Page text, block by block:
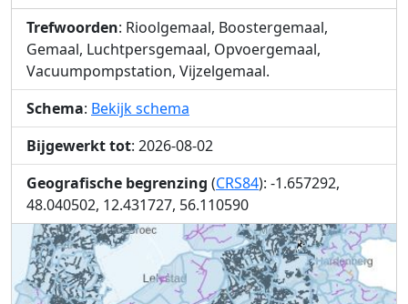
Trefwoorden: Rioolgemaal, Boostergemaal,
Gemaal, Luchtpersgemaal, Opvoergemaal,
Vacuumpompstation, Vijzelgemaal.
Schema: Bekijk schema
Bijgewerkt tot: 2026-08-02
Geografische begrenzing (CRS84): -1.657292,
48.040502, 12.431727, 56.110590